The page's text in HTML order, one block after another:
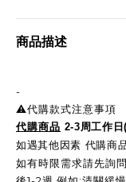
商品描述
-
⚠️代購款式注意事項
代購商品 2-3周工作
如遇其他因素 代購商
如有時限需求請先詢